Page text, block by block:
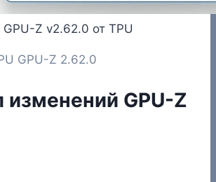
GPU-Z v2.62.0 от TPU
GPU-Z 2.62.0
GPU-Z